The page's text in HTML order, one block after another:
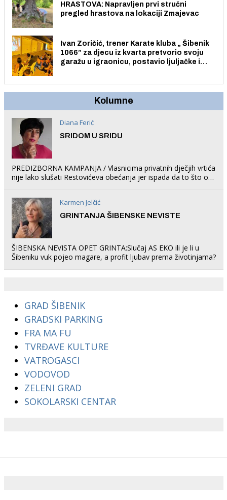
HRASTOVA: Napravljen prvi stručni
pregled hrastova na lokaciji Zmajevac
Ivan Zoričić, trener Karate kluba „ Šibenik
1066” za djecu iz kvarta pretvorio svoju
garažu u igraonicu, postavio ljuljačke i
Kolumne
Diana Ferić
SRIDOM U SRIDU
PREDIZBORNA KAMPANJA / Vlasnicima privatnih dječjih vrtića
nije lako slušati Restovićeva obećanja jer ispada da to što oni
Karmen Jelčić
GRINTANJA ŠIBENSKE NEVISTE
ŠIBENSKA NEVISTA OPET GRINTA:Slučaj AS EKO ili je li u
Šibeniku vuk pojeo magare, a profit ljubav prema životinjama?
GRAD ŠIBENIK
GRADSKI PARKING
FRA MA FU
TVRĐAVE KULTURE
VATROGASCI
VODOVOD
ZELENI GRAD
SOKOLARSKI CENTAR